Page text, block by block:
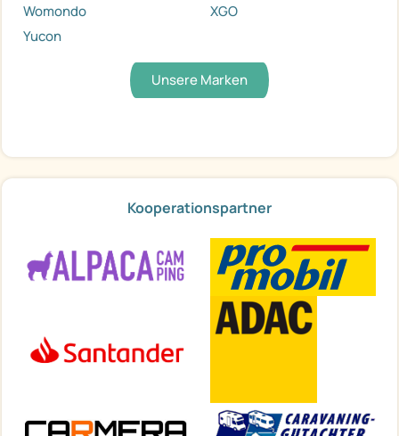
Womondo
XGO
Yucon
Unsere Marken
Kooperationspartner